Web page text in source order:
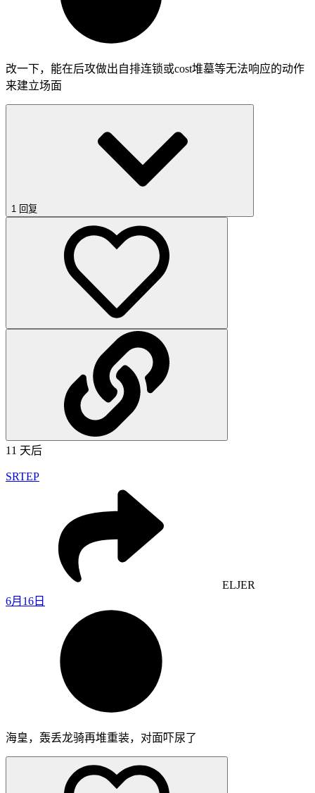
改一下，能在后攻做出自排连锁或cost堆墓等无法响应的动作
来建立场面
1 回复
11 天后
SRTEP
ELJER
6月16日
海皇，轰丢龙骑再堆重装，对面吓尿了